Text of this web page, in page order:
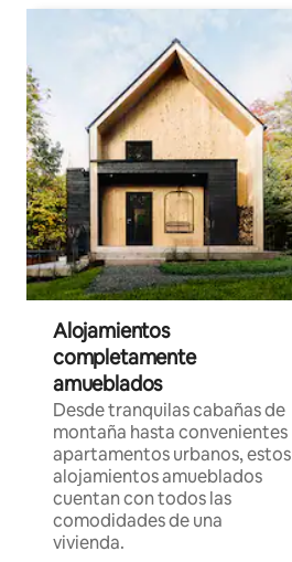
Alojamientos
completamente
amueblados
Desde tranquilas cabañas de
montaña hasta convenientes
apartamentos urbanos, estos
alojamientos amueblados
cuentan con todos las
comodidades de una
vivienda.